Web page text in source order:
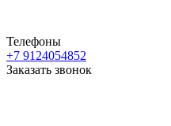
Телефоны
+7 9124054852
Заказать звонок